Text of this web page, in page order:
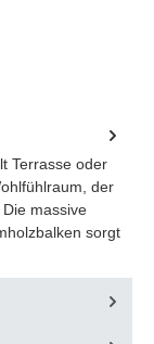
Terrasse oder
der
massive
sorgt